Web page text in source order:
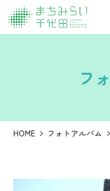
フ
HOME フォトアルバム